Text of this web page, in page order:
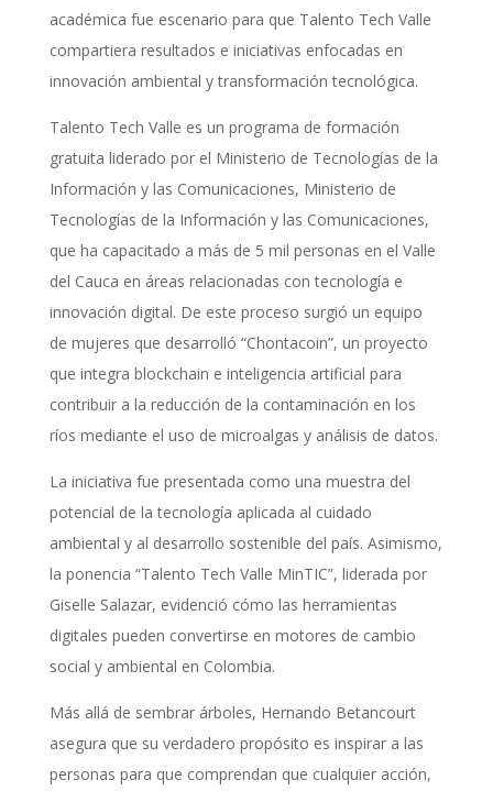
académica fue escenario para que Talento Tech Valle
compartiera resultados e iniciativas enfocadas en
innovación ambiental y transformación tecnológica.
Talento Tech Valle es un programa de formación
gratuita liderado por el Ministerio de Tecnologías de la
Información y las Comunicaciones, Ministerio de
Tecnologías de la Información y las Comunicaciones,
que ha capacitado a más de 5 mil personas en el Valle
del Cauca en áreas relacionadas con tecnología e
innovación digital. De este proceso surgió un equipo
de mujeres que desarrolló “Chontacoin”, un proyecto
que integra blockchain e inteligencia artificial para
contribuir a la reducción de la contaminación en los
ríos mediante el uso de microalgas y análisis de datos.
La iniciativa fue presentada como una muestra del
potencial de la tecnología aplicada al cuidado
ambiental y al desarrollo sostenible del país. Asimismo,
la ponencia “Talento Tech Valle MinTIC”, liderada por
Giselle Salazar, evidenció cómo las herramientas
digitales pueden convertirse en motores de cambio
social y ambiental en Colombia.
Más allá de sembrar árboles, Hernando Betancourt
asegura que su verdadero propósito es inspirar a las
personas para que comprendan que cualquier acción,